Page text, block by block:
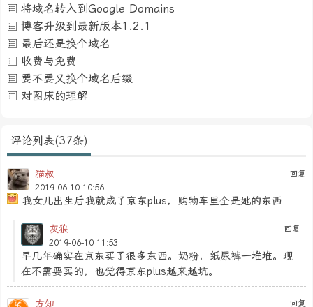
将域名转入到Google Domains
博客升级到最新版本1.2.1
最后还是换个域名
收费与免费
要不要又换个域名后缀
对图床的理解
评论列表(37条)
回复
猫叔
2019-06-10 10:56
我女儿出生后我就成了京东plus，购物车里全是她的东西
回复
灰狼
2019-06-10 11:53
早几年确实在京东买了很多东西。奶粉，纸尿裤一堆堆。现
在不需要买的，也觉得京东plus越来越坑。
回复
方知